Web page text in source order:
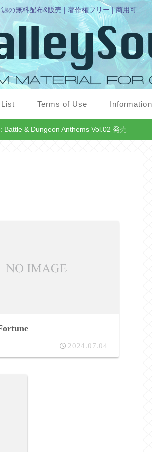
の無料配布&販売 | 著作権フリー | 商用可
Terms of Use Information
Battle & Dungeon Anthems Vol.02 発売
2024.07.04